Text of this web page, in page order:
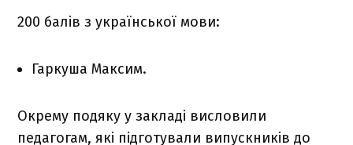
200 балів з української мови:
Гаркуша Максим.
Окрему подяку у закладі висловили
педагогам, які підготували випускників до